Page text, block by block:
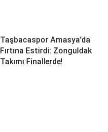
Taşbacaspor Amasya’da
Fırtına Estirdi: Zonguldak
Takımı Finallerde!